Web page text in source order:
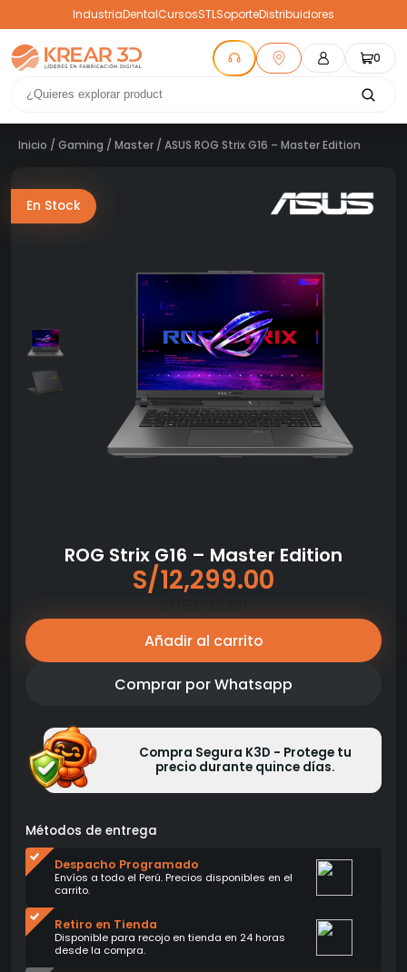
IndustriaDentalCursosSTLSoporteDistribuidores
0
Inicio / Gaming / Master / ASUS ROG Strix G16 – Master Edition
En Stock
ROG Strix G16 – Master Edition
precio
original
S/12,299.00
precio
actual Añadir al carrito
Comprar por Whatsapp
Compra Segura K3D - Protege tu
precio durante quince días.
Métodos de entrega
Despacho Programado
Envíos a todo el Perú. Precios disponibles en el
carrito.
Retiro en Tienda
Disponible para recojo en tienda en 24 horas
desde la compra.